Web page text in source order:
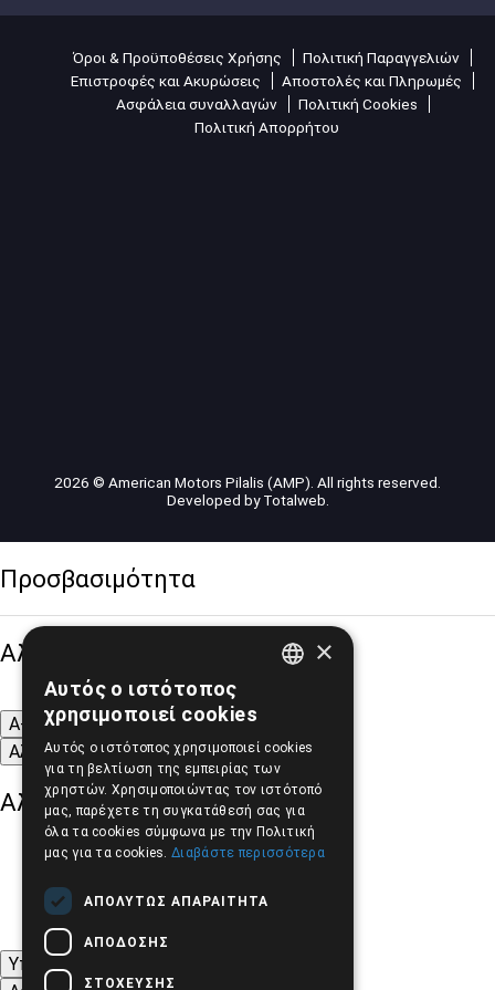
Όροι & Προϋποθέσεις Χρήσης
Πολιτική Παραγγελιών
Επιστροφές και Ακυρώσεις
Αποστολές και Πληρωμές
Ασφάλεια συναλλαγών
Πολιτική Cookies
Πολιτική Απορρήτου
2026 © American Motors Pilalis (AMP). All rights reserved.
Developed byTotalweb
Προσβασιμότητα
Αλλαγή Μεγέθους
A- A+
A
Αλλαγή Γραμματοσειράς
Αλλαγή Χρώματος
Υπογράμμιση συνδέσμων
×
Αυτός ο ιστότοπος
χρησιμοποιεί cookies
Αυτός ο ιστότοπος χρησιμοποιεί cookies
για τη βελτίωση της εμπειρίας των
χρηστών. Χρησιμοποιώντας τον ιστότοπό
μας, παρέχετε τη συγκατάθεσή σας για
όλα τα cookies σύμφωνα με την Πολιτική
μας για τα cookies. Διαβάστε περισσότερα
ΑΠΟΛΎΤΩΣ ΑΠΑΡΑΊΤΗΤΑ
ΑΠΌΔΟΣΗΣ
ΣΤΌΧΕΥΣΗΣ